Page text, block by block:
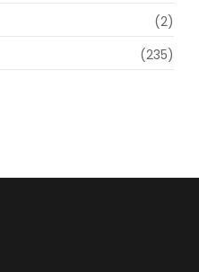
(2)
(235)